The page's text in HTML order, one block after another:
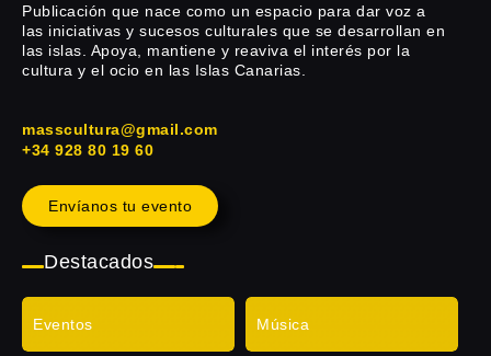
Publicación que nace como un espacio para dar voz a
las iniciativas y sucesos culturales que se desarrollan en
las islas. Apoya, mantiene y reaviva el interés por la
cultura y el ocio en las Islas Canarias.
masscultura@gmail.com
+34 928 80 19 60
Envíanos tu evento
Destacados
Eventos Música